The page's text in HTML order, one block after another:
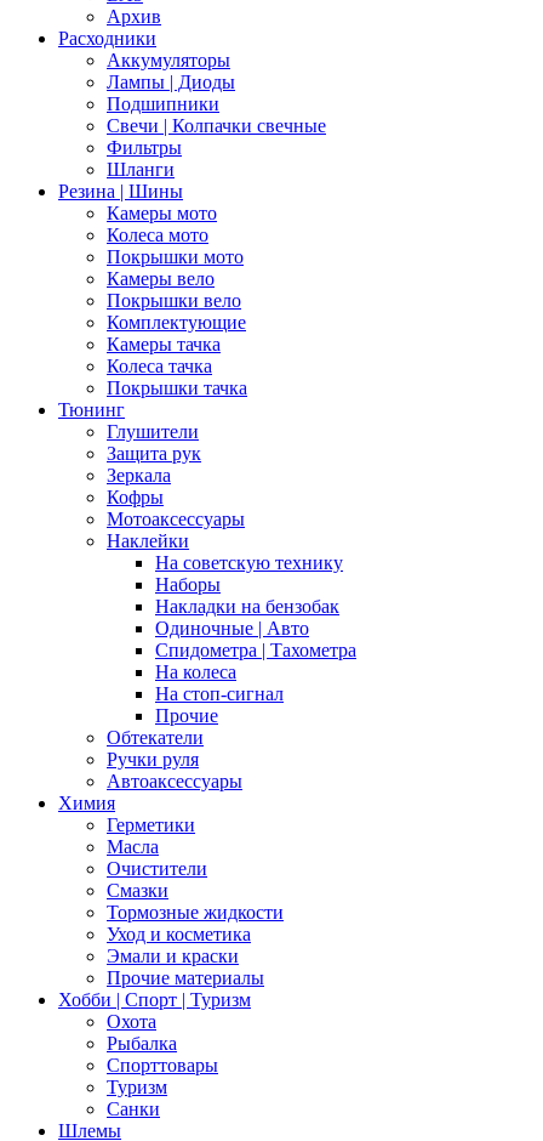
Архив
Расходники
Аккумуляторы
Лампы | Диоды
Подшипники
Свечи | Колпачки свечные
Фильтры
Шланги
Резина | Шины
Камеры мото
Колеса мото
Покрышки мото
Камеры вело
Покрышки вело
Комплектующие
Камеры тачка
Колеса тачка
Покрышки тачка
Тюнинг
Глушители
Защита рук
Зеркала
Кофры
Мотоаксессуары
Наклейки
На советскую технику
Наборы
Накладки на бензобак
Одиночные | Авто
Спидометра | Тахометра
На колеса
На стоп-сигнал
Прочие
Обтекатели
Ручки руля
Автоаксессуары
Химия
Герметики
Масла
Очистители
Смазки
Тормозные жидкости
Уход и косметика
Эмали и краски
Прочие материалы
Хобби | Cпорт | Туризм
Охота
Рыбалка
Спорттовары
Туризм
Санки
Шлемы